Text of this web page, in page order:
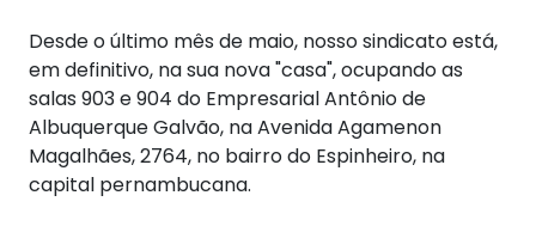
Desde o último mês de maio, nosso sindicato está,
em definitivo, na sua nova "casa", ocupando as
salas 903 e 904 do Empresarial Antônio de
Albuquerque Galvão, na Avenida Agamenon
Magalhães, 2764, no bairro do Espinheiro, na
capital pernambucana.